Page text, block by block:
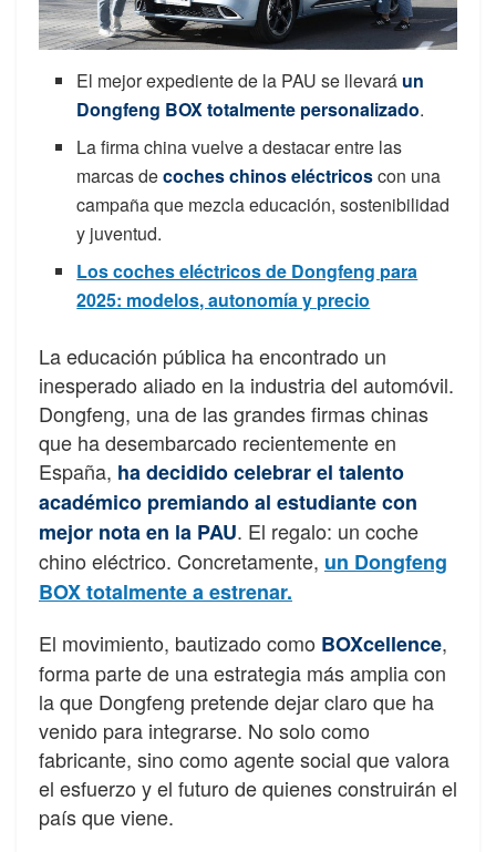
El mejor expediente de la PAU se llevará un
Dongfeng BOX totalmente personalizado.
La firma china vuelve a destacar entre las
marcas decoches chinos eléctricoscon una
campaña que mezcla educación, sostenibilidad
y juventud.
Los coches eléctricos de Dongfeng para
2025: modelos, autonomía y precio
La educación pública ha encontrado un
inesperado aliado en la industria del automóvil.
Dongfeng, una de las grandes firmas chinas
que ha desembarcado recientemente en
España, ha decidido celebrar el talento
académico premiando al estudiante con
mejor nota en la PAU. El regalo: un coche
chino eléctrico. Concretamente, un Dongfeng
BOX totalmente a estrenar.
El movimiento, bautizado como BOXcellence,
forma parte de una estrategia más amplia con
la que Dongfeng pretende dejar claro que ha
venido para integrarse. No solo como
fabricante, sino como agente social que valora
el esfuerzo y el futuro de quienes construirán el
país que viene.